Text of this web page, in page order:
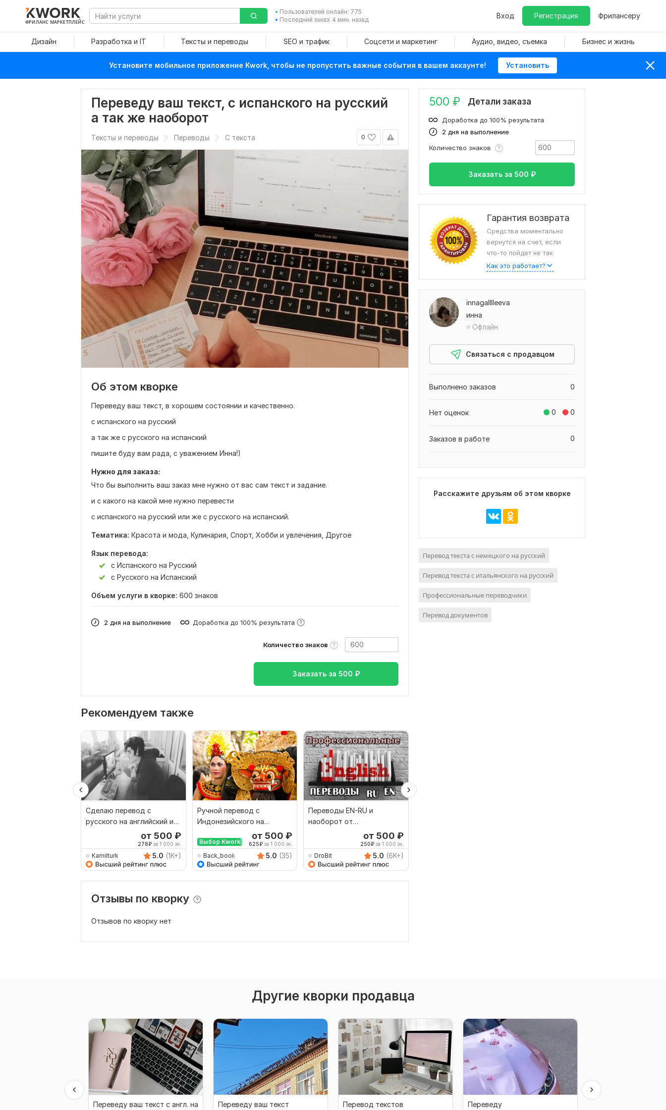
ФРИЛАНС МАРКЕТПЛЕЙС
Пользователей онлайн: 775
Последний заказ: 4 мин. назад
Вход Регистрация Фрилансеру
Дизайн Разработка и IT Тексты и переводы SEO и трафик Соцсети и маркетинг Аудио, видео, съемка Бизнес и жизнь
Установите мобильное приложение Kwork, чтобы не пропустить важные события в вашем аккаунте! Установить
Переведу ваш текст, с испанского на русский
а так же наоборот
0
Тексты и переводы Переводы С текста
Об этом кворке
Переведу ваш текст, в хорошем состоянии и качественно.
с испанского на русский
а так же с русского на испанский
пишите буду вам рада, с уважением Инна!)
Нужно для заказа:
Что бы выполнить ваш заказ мне нужно от вас сам текст и задание.
и с какого на какой мне нужно перевести
с испанского на русский или же с русского на испанский.
Тематика: Красота и мода, Кулинария, Спорт, Хобби и увлечения, Другое
Язык перевода:
с Испанского на Русский
с Русского на Испанский
Объем услуги в кворке: 600 знаков
2 дня на выполнение Доработка до 100% результата
Количество знаков
Заказать за 500 ₽
Рекомендуем также
Сделаю перевод с
русского на английский и
от 500 ₽
278₽за 1 000 зн.
Kamilturk 5.0 (1K+)
Ручной перевод с
Индонезийского на
Русский и наоборот
Выбор Kwork
от 500 ₽
625₽ за 1 000 зн.
Back_book 5.0 (35)
Переводы EN-RU и
наоборот от
от 500 ₽
250₽за 1 000 зн.
DroBit 5.0 (6K+)
Отзывы по кворку
Отзывов по кворку нет
500 ₽ Детали заказа
2 дня на выполнение
Доработка до 100% результата
Количество знаков
Заказать за 500 ₽
Гарантия возврата
Средства моментально
вернутся на счет, если
что-то пойдет не так
Как это работает?
innagalllleeva
инна
Офлайн
Связаться с продавцом
0
Выполнено заказов
0 0
Нет оценок
0
Заказов в работе
Расскажите друзьям об этом кворке
Перевод текста с немецкого на русский
Перевод текста с итальянского на русский
Профессиональные переводчики
Перевод документов
Другие кворки продавца
Переведу ваш текст с англ. на Переведу ваш текст Перевод текстов Переведу